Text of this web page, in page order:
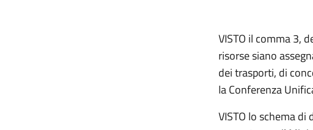
VISTO il comma 3,
risorse siano
dei trasporti, di
la Conferenza
VISTO lo schema